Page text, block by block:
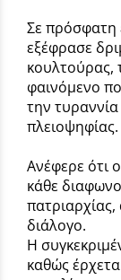
Σε
εξέφρασε
κουλτούρας,
φαινόμενο
την
πλειοψηφίας.
Ανέφερε ότι
κάθε
διάλογο.
Η
καθώς